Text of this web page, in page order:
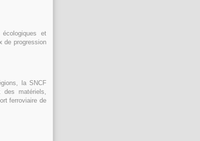
et
de progression
la SNCF
matériels,
ferroviaire de